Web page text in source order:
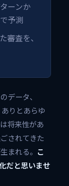
ーンか
予測
審査を、
データ、
りとあらゆ
将来性があ
されてきた
まれる。 こ
だと思いませ